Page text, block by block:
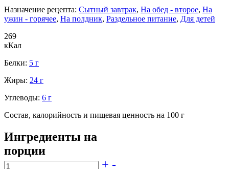
Назначение рецепта: Сытный завтрак, На обед - второе, На
ужин - горячее, На полдник, Раздельное питание, Для детей
269
кКал
Белки: 5 г
Жиры: 24 г
Углеводы: 6 г
Состав, калорийность и пищевая ценность на 100 г
Ингредиенты на
порции
+ -